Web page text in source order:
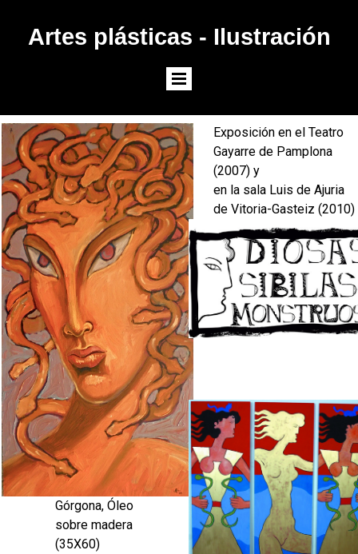
Artes plásticas - Ilustración
Górgona, Óleo
sobre madera
(35X60)
Exposición en el Teatro
Gayarre de Pamplona
(2007) y
en la sala Luis de Ajuria
de Vitoria-Gasteiz (2010)